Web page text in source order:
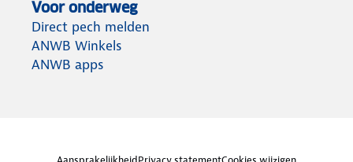
Voor onderweg
Direct pech melden
ANWB Winkels
ANWB apps